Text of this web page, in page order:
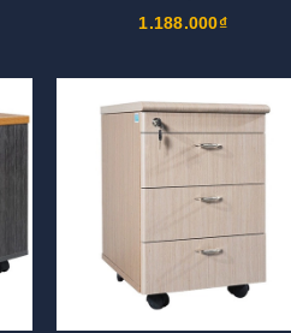
1.188.000₫